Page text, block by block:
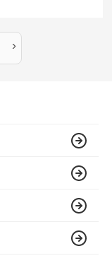
›